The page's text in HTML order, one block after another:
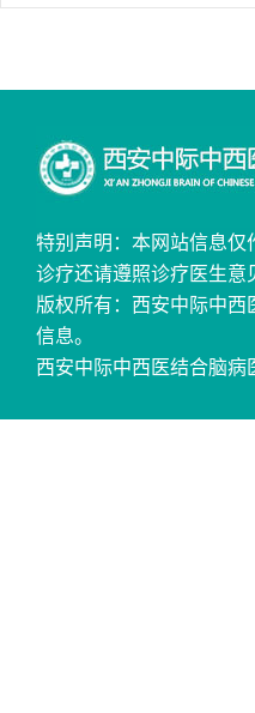
特别声明：本网站信息仅
诊疗还请遵照诊疗医生意
版权所有：西安中际中
信息。
西安中际中西医结合脑病